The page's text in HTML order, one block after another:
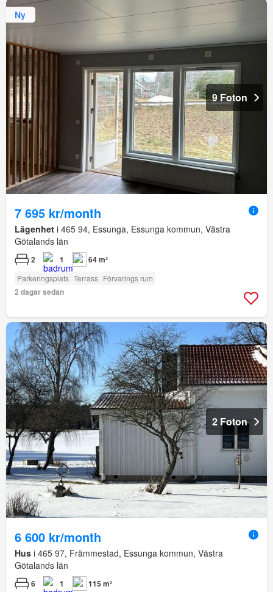
Ny
9 Foton
7 695 kr/month
Lägenhet i 465 94, Essunga, Essunga kommun, Västra
Götalands län
2 1 64 m²
Parkeringsplats Terrass Förvarings rum
2 dagar sedan
2 Foton
6 600 kr/month
Hus i 465 97, Främmestad, Essunga kommun, Västra
Götalands län
6 1 115 m²